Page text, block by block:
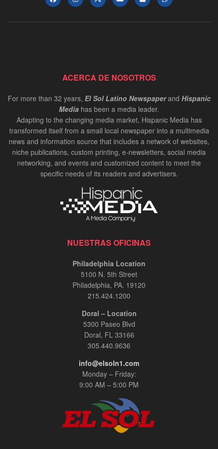
ACERCA DE NOSOTROS
For more than 32 years, El Sol Latino Newspaperand Hispanic
Media has been a media leader.
Adapting to the changing media market, Hispanic Media has
transformed itself from a small local newspaper into a multimedia
news and information source that includes a network of websites,
niche publications, custom printing, e-newsletters, social media
networking, and events and customized content to meet the
specific needs of its readers and advertisers.
NUESTRAS OFICINAS
Philadelphia Location
5100 N. 5th Street
Philadelphia, PA. 19120
215.424.1200
Doral – Location
5300 Paseo Blvd
Doral, FL 33166
305.440.9636
info@elsoln1.com
Monday – Friday:
9:00 AM – 5:00 PM